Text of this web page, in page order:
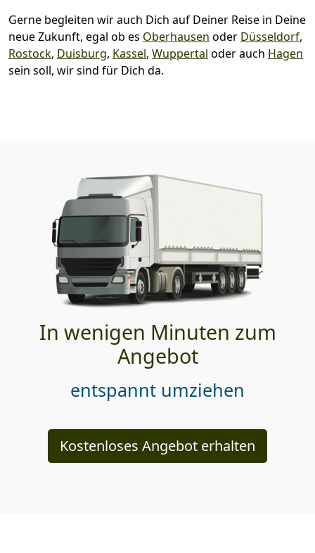
Gerne begleiten wir auch Dich auf Deiner Reise in Deine
neue Zukunft, egal ob es Oberhausen oder Düsseldorf,
Rostock, Duisburg, Kassel, Wuppertal oder auch Hagen
sein soll, wir sind für Dich da.
In wenigen Minuten zum
Angebot
entspannt umziehen
Kostenloses Angebot erhalten